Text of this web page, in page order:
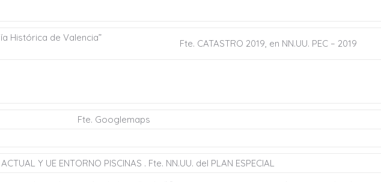
Histórica de Valencia”
Fte. CATASTRO 2019, en NN.UU. PEC – 2019
Fte. Googlemaps
Y UE ENTORNO PISCINAS . Fte. NN.UU. del PLAN ESPECIAL